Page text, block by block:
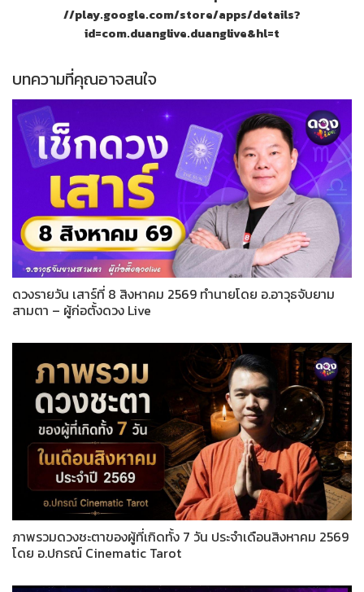
//play.google.com/store/apps/details?
id=com.duanglive.duanglive&hl=t
บทความที่คุณอาจสนใจ
ดวงรายวัน เสาร์ที่ 8 สิงหาคม 2569 ทำนายโดย อ.อาวุธจับยาม
สามตา – ผู้ก่อตั้งดวง Live
ภาพรวมดวงชะตาของผู้ที่เกิดทั้ง 7 วัน ประจำเดือนสิงหาคม 2569
โดย อ.ปกรณ์ Cinematic Tarot